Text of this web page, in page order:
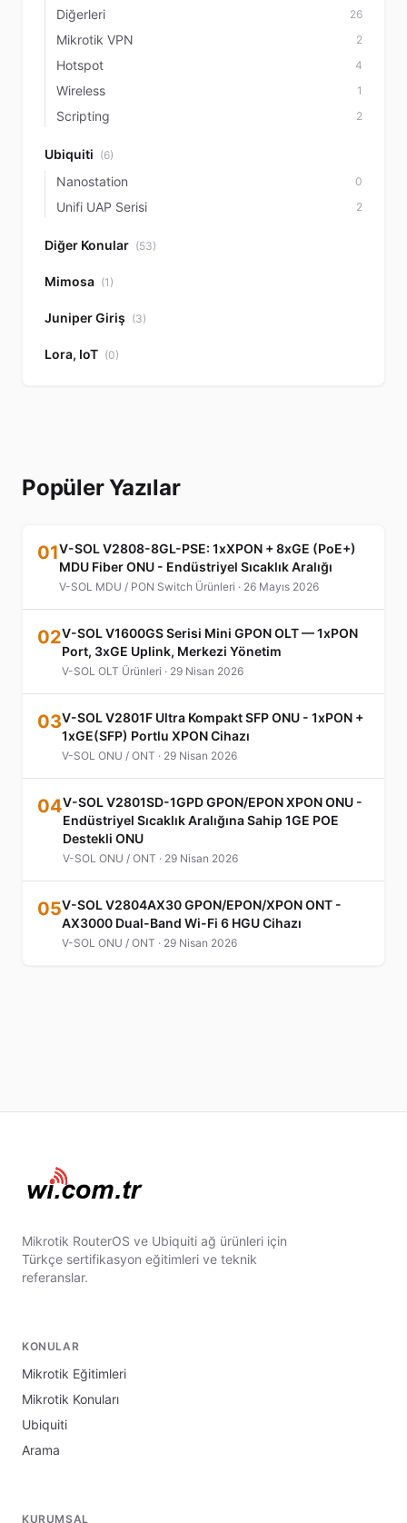
Diğerleri 26
Mikrotik VPN 2
Hotspot 4
Wireless 1
Scripting 2
Ubiquiti (6)
Nanostation 0
Unifi UAP Serisi 2
Diğer Konular (53)
Mimosa (1)
Juniper Giriş (3)
Lora, IoT (0)
Popüler Yazılar
01V-SOL V2808-8GL-PSE: 1xXPON + 8xGE (PoE+)
MDU Fiber ONU - Endüstriyel Sıcaklık Aralığı
V-SOL MDU / PON Switch Ürünleri · 26 Mayıs 2026
02V-SOL V1600GS Serisi Mini GPON OLT — 1xPON
Port, 3xGE Uplink, Merkezi Yönetim
V-SOL OLT Ürünleri · 29 Nisan 2026
03V-SOL V2801F Ultra Kompakt SFP ONU - 1xPON +
1xGE(SFP) Portlu XPON Cihazı
V-SOL ONU / ONT · 29 Nisan 2026
04V-SOL V2801SD-1GPD GPON/EPON XPON ONU -
Endüstriyel Sıcaklık Aralığına Sahip 1GE POE
Destekli ONU
V-SOL ONU / ONT · 29 Nisan 2026
05V-SOL V2804AX30 GPON/EPON/XPON ONT -
AX3000 Dual-Band Wi-Fi 6 HGU Cihazı
V-SOL ONU / ONT · 29 Nisan 2026
Mikrotik RouterOS ve Ubiquiti ağ ürünleri için
Türkçe sertifikasyon eğitimleri ve teknik
referanslar.
KONULAR
Mikrotik Eğitimleri
Mikrotik Konuları
Ubiquiti
Arama
KURUMSAL